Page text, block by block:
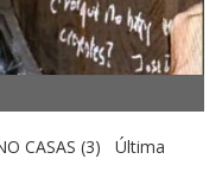
CASAS (3) Última